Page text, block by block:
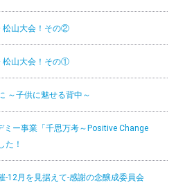
松山大会！その②
松山大会！その①
～子供に魅せる背中～
ミー事業「千思万考～Positive Change
た！
-12月を見据えて-感謝の念醸成委員会